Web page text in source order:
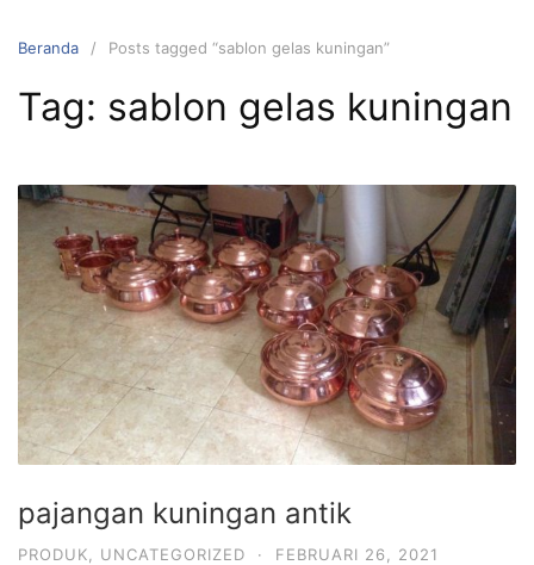
Beranda Posts tagged “sablon gelas kuningan”
Tag: sablon gelas kuningan
pajangan kuningan antik
PRODUK UNCATEGORIZED · FEBRUARI 26, 2021